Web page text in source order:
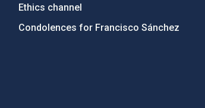
Ethics channel
Condolences for Francisco Sánchez